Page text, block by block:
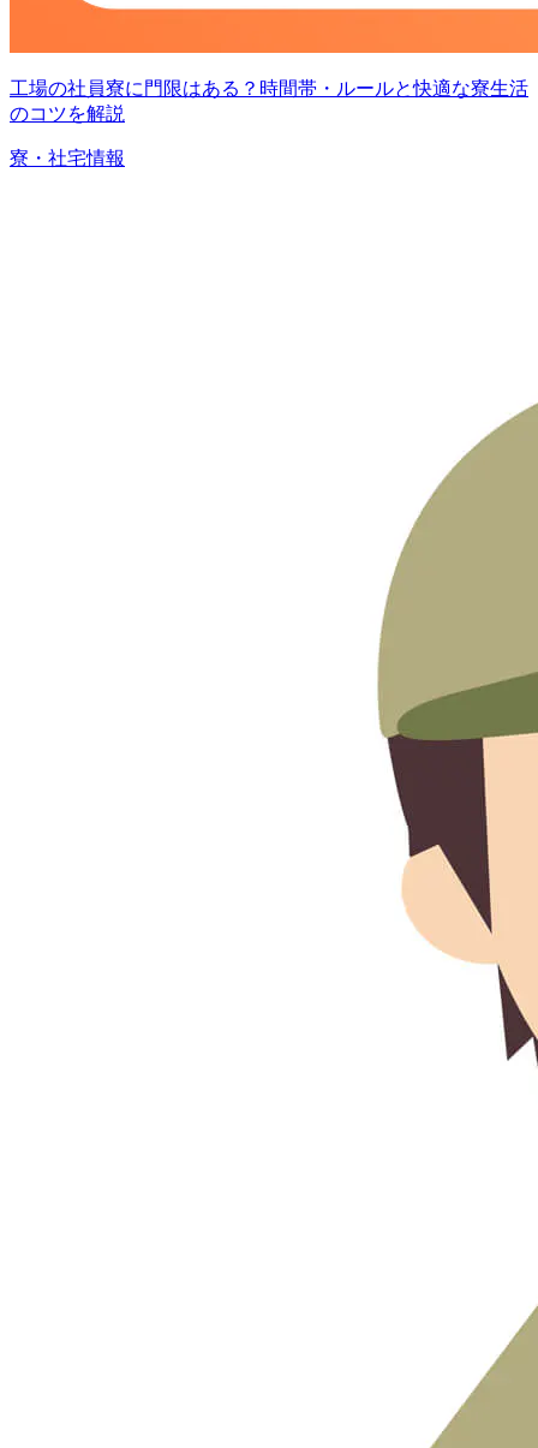
工場の社員寮に門限はある？時間帯・ルールと快適な寮生活
のコツを解説
寮・社宅情報